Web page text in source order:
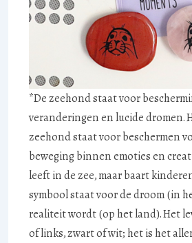
*De zeehond staat voor
veranderingen en lucide dromen.
zeehond staat voor beschermen
beweging binnen emoties en
leeft in de zee, maar baart
symbool staat voor de droom (in
realiteit wordt (op het land). Het
of links, zwart of wit; het is het